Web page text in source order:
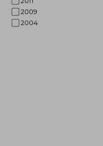
2009
2004